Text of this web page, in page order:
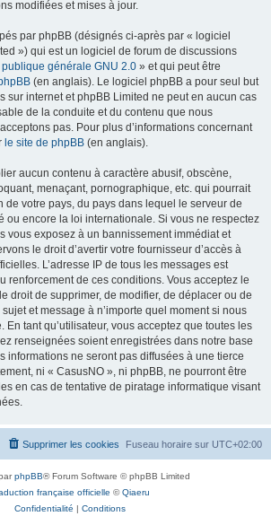
modifiées et mises à jour.
par phpBB (désignés ci-après par « logiciel
») qui est un logiciel de forum de discussions
publique générale GNU 2.0 » et qui peut être
(en anglais). Le logiciel phpBB a pour seul but
sur internet et phpBB Limited ne peut en aucun cas
de la conduite et du contenu que nous
pas. Pour plus d’informations concernant
le site de phpBB (en anglais).
aucun contenu à caractère abusif, obscène,
menaçant, pornographique, etc. qui pourrait
de votre pays, du pays dans lequel le serveur de
ou encore la loi internationale. Si vous ne respectez
vous exposez à un bannissement immédiat et
le droit d’avertir votre fournisseur d’accès à
L’adresse IP de tous les messages est
renforcement de ces conditions. Vous acceptez le
droit de supprimer, de modifier, de déplacer ou de
et message à n’importe quel moment si nous
En tant qu’utilisateur, vous acceptez que toutes les
renseignées soient enregistrées dans notre base
informations ne seront pas diffusées à une tierce
ni « CasusNO », ni phpBB, ne pourront être
en cas de tentative de piratage informatique visant
Fuseau horaire sur UTC+02:00
Supprimer les cookies
phpBB® Forum Software © phpBB Limited
française officielle ©Qiaeru
Confidentialité | Conditions